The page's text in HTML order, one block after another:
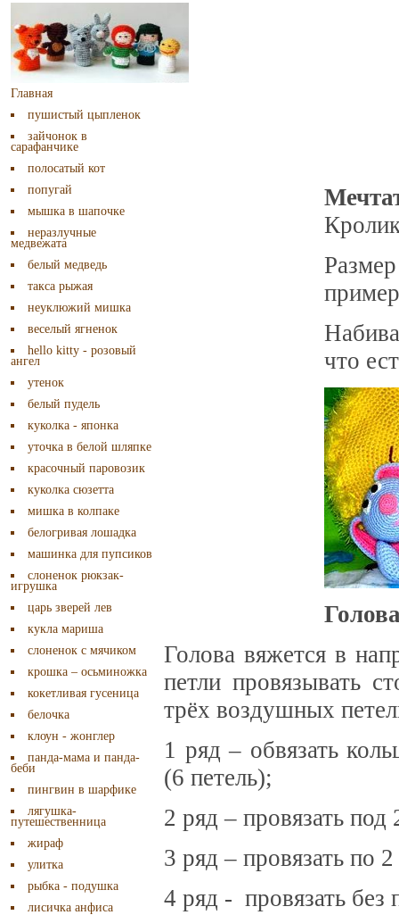
Главная
пушистый цыпленок
зайчонок в
сарафанчике
полосатый кот
попугай
мышка в шапочке
неразлучные
медвежата
белый медведь
такса рыжая
неуклюжий мишка
веселый ягненок
hello kitty - розовый
ангел
утенок
белый пудель
куколка - японка
уточка в белой шляпке
красочный паровозик
куколка сюзетта
мишка в колпаке
белогривая лошадка
машинка для пупсиков
слоненок рюкзак-
игрушка
царь зверей лев
кукла мариша
слоненок с мячиком
крошка – осьминожка
кокетливая гусеница
белочка
клоун - жонглер
панда-мама и панда-
беби
пингвин в шарфике
лягушка-
путешественница
жираф
улитка
рыбка - подушка
лисичка анфиса
что
Голова вяжется в
петли провязывать
трёх воздушных
1 ряд – обвязать
(6 петель);
2 ряд – провязать
3 ряд – провязать по
4 ряд - провязать без